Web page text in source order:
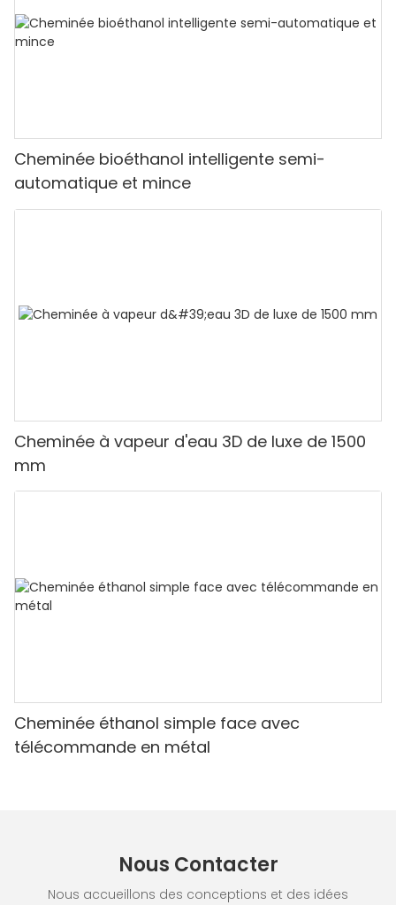
Cheminée bioéthanol intelligente semi-
automatique et mince
Cheminée à vapeur d'eau 3D de luxe de 1500
mm
Cheminée éthanol simple face avec
télécommande en métal
Nous Contacter
Nous accueillons des conceptions et des idées